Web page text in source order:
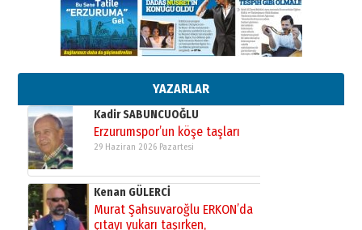
YAZARLAR
13 Mayıs 2026 Çarşamba
Esat BİNDESEN
Başkan Sekmen’den Erzurum’a
02 Ağustos 2026 Pazar
Kadir SABUNCUOĞLU
Erzurumspor’un köşe taşları
29 Haziran 2026 Pazartesi
Kenan GÜLERCİ
Murat Şahsuvaroğlu ERKON’da
çıtayı yukarı taşırken,